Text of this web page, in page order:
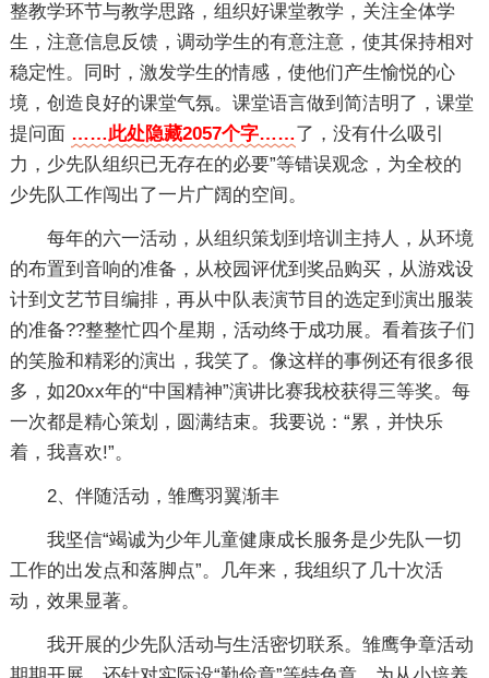
整教学环节与教学思路，组织好课堂教学，关注全体学
生，注意信息反馈，调动学生的有意注意，使其保持相对
稳定性。同时，激发学生的情感，使他们产生愉悦的心
境，创造良好的课堂气氛。课堂语言做到简洁明了，课堂
提问面 ……此处隐藏2057个字……了，没有什么吸引
力，少先队组织已无存在的必要”等错误观念，为全校的
少先队工作闯出了一片广阔的空间。
每年的六一活动，从组织策划到培训主持人，从环境
的布置到音响的准备，从校园评优到奖品购买，从游戏设
计到文艺节目编排，再从中队表演节目的选定到演出服装
的准备??整整忙四个星期，活动终于成功展。看着孩子们
的笑脸和精彩的演出，我笑了。像这样的事例还有很多很
多，如20xx年的“中国精神”演讲比赛我校获得三等奖。每
一次都是精心策划，圆满结束。我要说：“累，并快乐
着，我喜欢!”。
2、伴随活动，雏鹰羽翼渐丰
我坚信“竭诚为少年儿童健康成长服务是少先队一切
工作的出发点和落脚点”。几年来，我组织了几十次活
动，效果显著。
我开展的少先队活动与生活密切联系。雏鹰争章活动